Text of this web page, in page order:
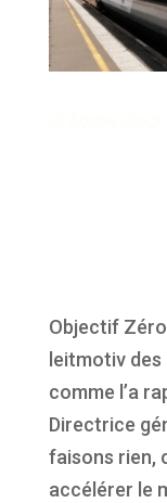
Objectif Zéro
leitmotiv des
comme l’a
Directrice
faisons rien,
accélérer le